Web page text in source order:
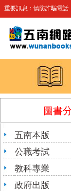
重要訊息：慎防詐騙電話
圖書
五南本版
公職考試
教科專業
政府出版